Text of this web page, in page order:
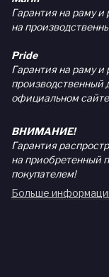
Гарантия на раму и
на
Pride
Гарантия на раму и
производственный
официальном
ВНИМАНИЕ!
Гарантия
на приобретенный
покупателем!
Больше